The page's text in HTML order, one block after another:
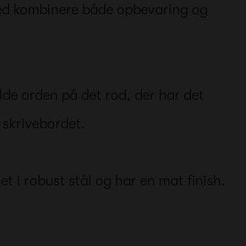
kombinere både opbevaring og
orden på det rod, der har det
i robust stål og har en mat finish.